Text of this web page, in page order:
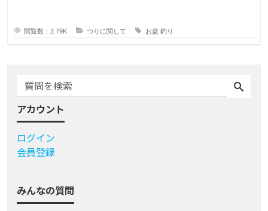
閲覧数：2.79K つりに関して お盆 釣り
アカウント
ログイン
会員登録
みんなの質問